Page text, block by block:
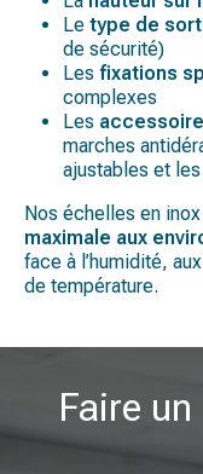
Le type de
de sécurité)
Les fixations
complexes
Les
marches
ajustables et
Nos échelles en
maximale aux
face à l’humidité,
de température.
Faire